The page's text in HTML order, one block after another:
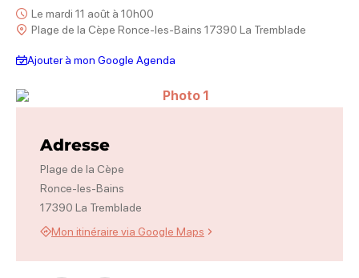
Le mardi 11 août à 10h00
Plage de la Cèpe Ronce-les-Bains 17390 La Tremblade
Ajouter à mon Google Agenda
Photo 1
Adresse
Plage de la Cèpe
Ronce-les-Bains
17390 La Tremblade
Mon itinéraire via Google Maps